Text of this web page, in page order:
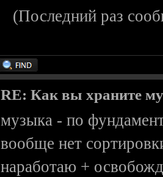
(Последний раз
RE: Как вы храните
музыка - по
вообще нет
наработаю +